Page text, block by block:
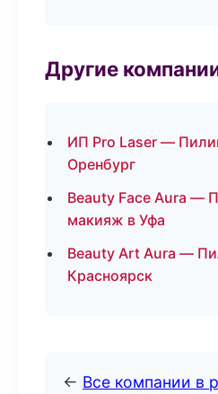
Другие
ИП Pro Laser —
Оренбург
Beauty Face Aura —
макияж в Уфа
Beauty Art Aura —
Красноярск
← Все компании в